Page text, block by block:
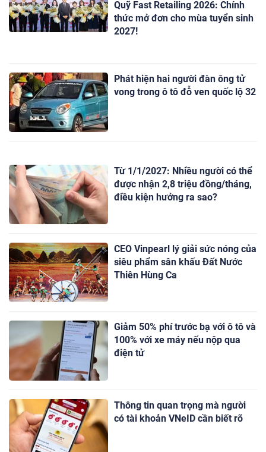
Quỹ Fast Retailing 2026: Chính
thức mở đơn cho mùa tuyển sinh
2027!
Phát hiện hai người đàn ông tử
vong trong ô tô đỗ ven quốc lộ 32
Từ 1/1/2027: Nhiều người có thể
được nhận 2,8 triệu đồng/tháng,
điều kiện hưởng ra sao?
CEO Vinpearl lý giải sức nóng của
siêu phẩm sân khấu Đất Nước
Thiên Hùng Ca
Giảm 50% phí trước bạ với ô tô và
100% với xe máy nếu nộp qua
điện tử
Thông tin quan trọng mà người
có tài khoản VNeID cần biết rõ